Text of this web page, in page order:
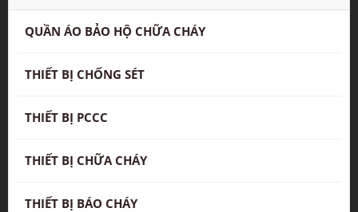
QUẦN ÁO BẢO HỘ CHỮA CHÁY
THIẾT BỊ CHỐNG SÉT
THIẾT BỊ PCCC
THIẾT BỊ CHỮA CHÁY
THIẾT BỊ BÁO CHÁY